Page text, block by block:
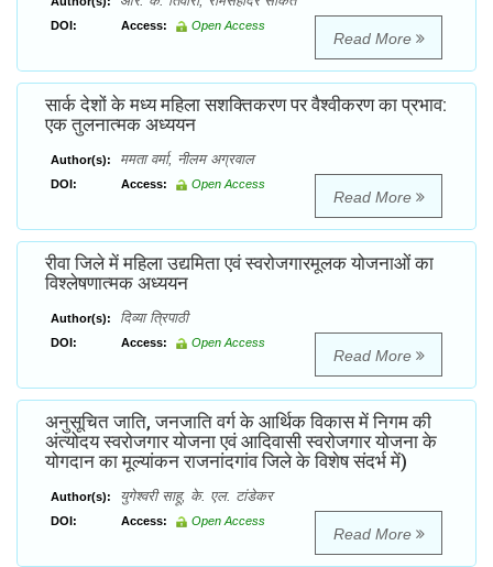
DOI: Access: Open Access
Read More
सार्क देशों के मध्य महिला सशक्तिकरण पर वैश्वीकरण का प्रभाव:
एक तुलनात्मक अध्ययन
Author(s): ममता वर्मा, नीलम अग्रवाल
DOI: Access: Open Access
Read More
रीवा जिले में महिला उद्यमिता एवं स्वरोजगारमूलक योजनाओं का
विश्लेषणात्मक अध्ययन
Author(s): दिव्या त्रिपाठी
DOI: Access: Open Access
Read More
अनुसूचित जाति, जनजाति वर्ग के आर्थिक विकास में निगम की
अंत्योदय स्वरोजगार योजना एवं आदिवासी स्वरोजगार योजना के
योगदान का मूल्यांकन राजनांदगांव जिले के विशेष संदर्भ में)
Author(s): युगेश्वरी साहू, के. एल. टांडेकर
DOI: Access: Open Access
Read More